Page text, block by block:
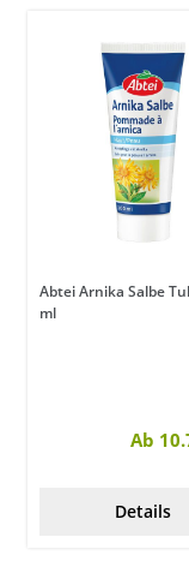
Abtei Arnika Salbe
ml
Ab
Details